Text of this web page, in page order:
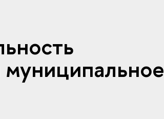
муниципальное